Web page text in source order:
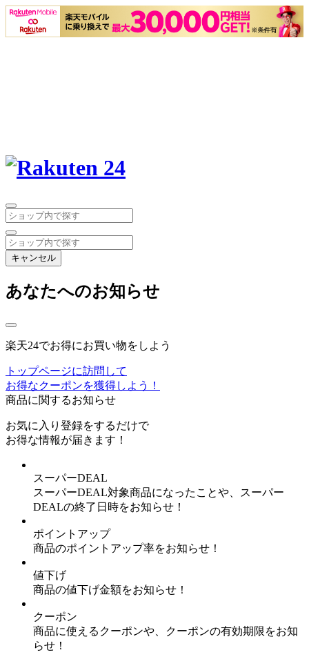
キャンセル
あなたへのお知らせ
楽天24でお得にお買い物をしよう
トップページに訪問して
お得なクーポンを獲得しよう！
商品に関するお知らせ
お気に入り登録をするだけで
お得な情報が届きます！
スーパーDEAL
スーパーDEAL対象商品になったことや、スーパー
DEALの終了日時をお知らせ！
ポイントアップ
商品のポイントアップ率をお知らせ！
値下げ
商品の値下げ金額をお知らせ！
クーポン
商品に使えるクーポンや、クーポンの有効期限をお知
らせ！